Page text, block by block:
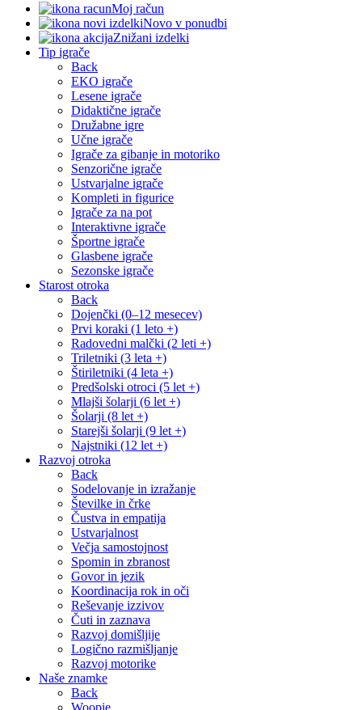
Moj račun
Novo v ponudbi
Znižani izdelki
Tip igrače
Back
EKO igrače
Lesene igrače
Didaktične igrače
Družabne igre
Učne igrače
Igrače za gibanje in motoriko
Senzorične igrače
Ustvarjalne igrače
Kompleti in figurice
Igrače za na pot
Interaktivne igrače
Športne igrače
Glasbene igrače
Sezonske igrače
Starost otroka
Back
Dojenčki (0–12 mesecev)
Prvi koraki (1 leto +)
Radovedni malčki (2 leti +)
Triletniki (3 leta +)
Štiriletniki (4 leta +)
Predšolski otroci (5 let +)
Mlajši šolarji (6 let +)
Šolarji (8 let +)
Starejši šolarji (9 let +)
Najstniki (12 let +)
Razvoj otroka
Back
Sodelovanje in izražanje
Številke in črke
Čustva in empatija
Ustvarjalnost
Večja samostojnost
Spomin in zbranost
Govor in jezik
Koordinacija rok in oči
Reševanje izzivov
Čuti in zaznava
Razvoj domišljije
Logično razmišljanje
Razvoj motorike
Naše znamke
Back
Woopie